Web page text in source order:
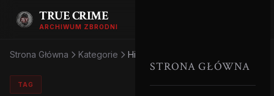
TRUE CRIME
ARCHIWUM ZBRODNI
STRONA GŁÓWNA
Strona Główna Kategorie Historyczne
TAG